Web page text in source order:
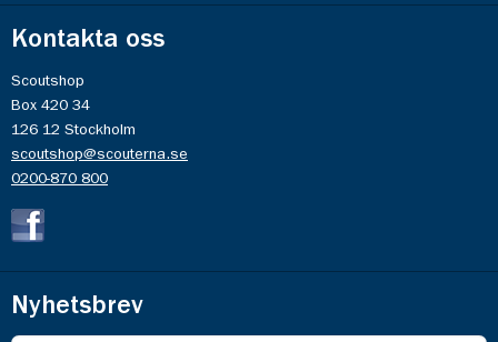
Kontakta oss
Scoutshop
Box 420 34
126 12 Stockholm
scoutshop@scouterna.se
0200-870 800
Nyhetsbrev